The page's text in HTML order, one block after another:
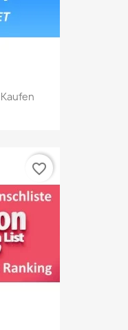
favorite_border